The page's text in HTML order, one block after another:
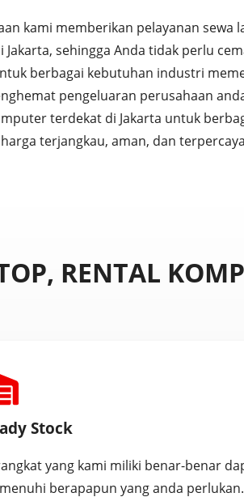
kami memberikan pelayanan
Jakarta, sehingga Anda tidak perlu
berbagai kebutuhan industri
pengeluaran perusahaan
terdekat di Jakarta untuk
terjangkau, aman, dan
RENTAL
Stock
yang kami miliki benar-benar
berapapun yang anda perlukan.